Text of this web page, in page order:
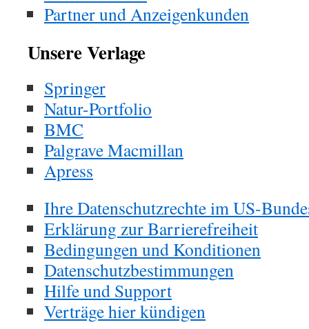
Partner und Anzeigenkunden
Unsere Verlage
Springer
Natur-Portfolio
BMC
Palgrave Macmillan
Apress
Ihre Datenschutzrechte im US-
Erklärung zur Barrierefreiheit
Bedingungen und Konditionen
Datenschutzbestimmungen
Hilfe und Support
Verträge hier kündigen